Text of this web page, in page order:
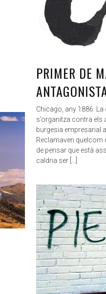
PRIMER DE
Chicago, any 1886.
s’organitza contra
burgesia empresarial
Reclamaven quelcom
de pensar que està
caldria ser […]